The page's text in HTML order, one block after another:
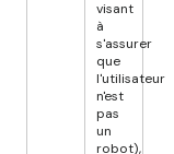
visant
à
s'assurer
que
l'utilisateur
n'est
pas
un
robot),